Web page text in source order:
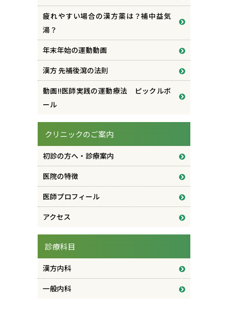
疲れやすい場合の漢方薬は？補中益気
湯？
年末年始の運動動画
漢方 先補後瀉の法則
動画!!医師実践の運動療法 ピックルボ
ール
クリニックのご案内
初診の方へ・診療案内
医院の特徴
医師プロフィール
アクセス
診療科目
漢方内科
一般内科